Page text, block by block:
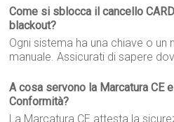
Come si sblocca il cancello
blackout?
Ogni sistema ha una chiave o
manuale. Assicurati di sapere
A cosa servono la Marcatura CE
Conformità?
La Marcatura CE attesta la